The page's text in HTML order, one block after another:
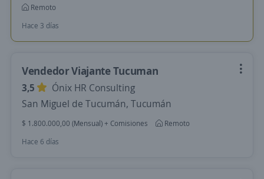
Remoto
Hace 3 días
Vendedor Viajante Tucuman
3,5
Ónix HR Consulting
San Miguel de Tucumán, Tucumán
$ 1.800.000,00 (Mensual) + Comisiones
Remoto
Hace 6 días